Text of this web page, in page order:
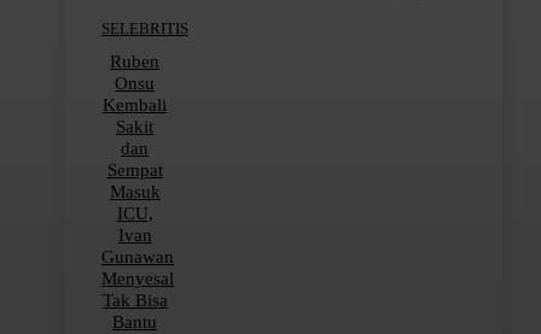
SELEBRITIS
Ruben
Onsu
Kembali
Sakit
dan
Sempat
Masuk
ICU,
Ivan
Gunawan
Menyesal
Tak Bisa
Bantu